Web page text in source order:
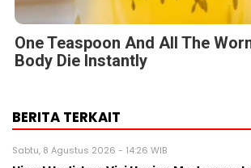
One Teaspoon And All The
Body Die Instantly